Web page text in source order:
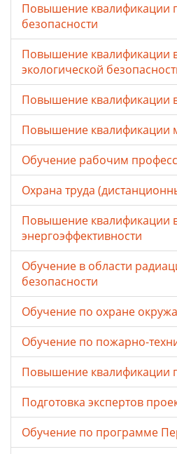
Повышение квалификации
безопасности
Повышение квалификации
экологической
Повышение квалификации
Повышение квалификации
Обучение рабочим
Охрана труда
Повышение квалификации
энергоэффективности
Обучение в области
безопасности
Обучение по охране
Обучение по пожарно-
Повышение квалификации
Подготовка экспертов
Обучение по программе